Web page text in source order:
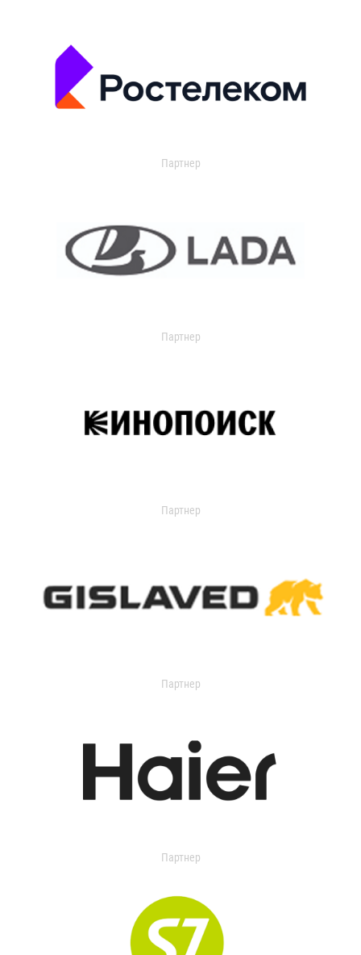
Партнер
Партнер
Партнер
Партнер
Партнер